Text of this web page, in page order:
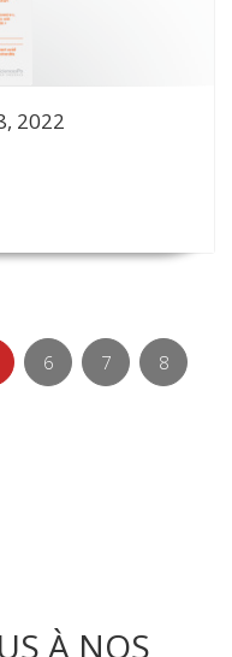
2022
6 7 8
À NOS